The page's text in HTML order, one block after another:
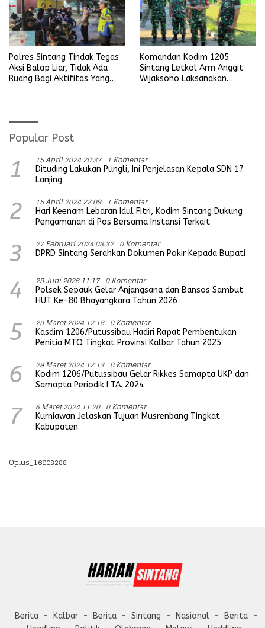
Polres Sintang Tindak Tegas
Aksi Balap Liar, Tidak Ada
Ruang Bagi Aktifitas Yang
Komandan Kodim 1205
Sintang Letkol Arm Anggit
Wijaksono Laksanakan
Popular Post
1 15 April 2024 20:37 1 Komentar
Dituding Lakukan Pungli, Ini Penjelasan Kepala SDN 17
Lanjing
2 15 April 2024 22:09 1 Komentar
Hari Keenam Lebaran Idul Fitri, Kodim Sintang Dukung
Pengamanan di Pos Bersama Instansi Terkait
3 27 Februari 2024 03:32 0 Komentar
DPRD Sintang Serahkan Dokumen Pokir Kepada Bupati
4 29 Juni 2026 11:17 0 Komentar
Polsek Sepauk Gelar Anjangsana dan Bansos Sambut
HUT Ke-80 Bhayangkara Tahun 2026
5 29 Maret 2024 12:18 0 Komentar
Kasdim 1206/Putussibau Hadiri Rapat Pembentukan
Penitia MTQ Tingkat Provinsi Kalbar Tahun 2025
6 29 Maret 2024 12:13 0 Komentar
Kodim 1206/Putussibau Gelar Rikkes Samapta UKP dan
Samapta Periodik I TA. 2024
7 6 Maret 2024 11:20 0 Komentar
Kurniawan Jelaskan Tujuan Musrenbang Tingkat
Kabupaten
Oplus_16908288
Berita Kalbar Berita Sintang Nasional
Berita